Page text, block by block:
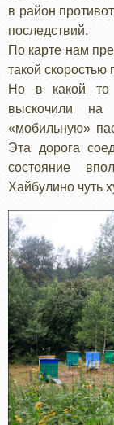
в район
последствий.
По карте нам
такой
Но в какой то
выскочили на
«мобильную»
Эта дорога
состояние
Хайбулино чуть